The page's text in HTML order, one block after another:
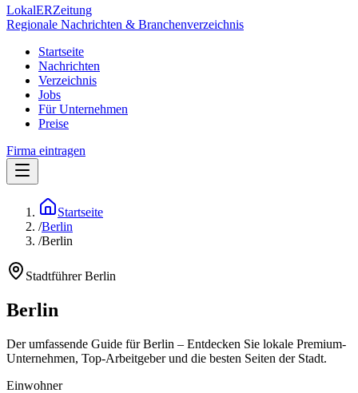
LokalERZeitung
Regionale Nachrichten & Branchenverzeichnis
Startseite
Nachrichten
Verzeichnis
Jobs
Für Unternehmen
Preise
Firma eintragen
Startseite
/Berlin
/Berlin
StadtführerBerlin
Berlin
Der umfassende Guide für Berlin – Entdecken Sie lokale Premium-
Unternehmen, Top-Arbeitgeber und die besten Seiten der Stadt.
Einwohner